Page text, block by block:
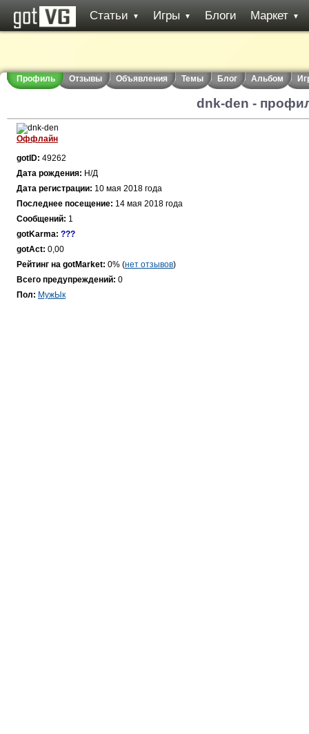
Статьи ▼ Игры ▼ Блоги Маркет ▼
Профиль Отзывы Объявления Темы Блог Альбом
dnk-den -
Оффлайн
gotID: 49262
Дата рождения: Н/Д
Дата регистрации: 10 мая 2018 года
Последнее посещение: 14 мая 2018 года
Сообщений: 1
gotKarma: ???
gotAct: 0,00
Рейтинг на gotMarket: 0% (нет отзывов)
Всего предупреждений: 0
Пол: МужЫк